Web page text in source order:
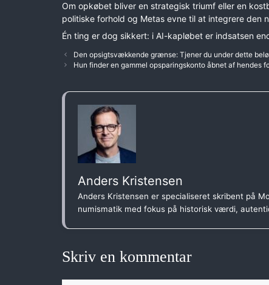
Om opkøbet bliver en strategisk triumf eller en
politiske forhold og Metas evne til at integrere den
Én ting er dog sikkert: i AI-kapløbet er indsatsen
Den opsigtsvækkende grænse: Tjener du under dette
Hun finder en gammel opsparingskonto åbnet af hendes
Anders Kristensen
Anders Kristensen er specialiseret skribent på
numismatik med fokus på historisk værdi,
Skriv en kommentar